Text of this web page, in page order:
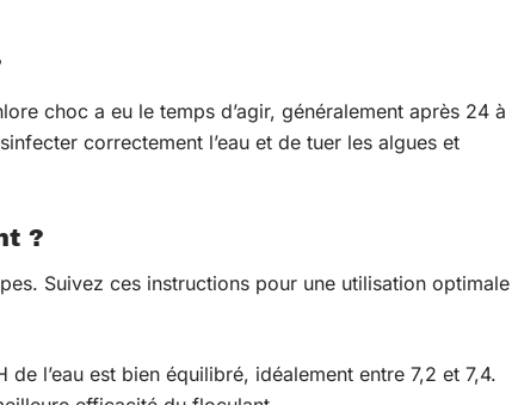
choc a eu le temps d’agir, généralement après 24 à
correctement l’eau et de tuer les algues et
?
Suivez ces instructions pour une utilisation optimale
de l’eau est bien équilibré, idéalement entre 7,2 et 7,4.